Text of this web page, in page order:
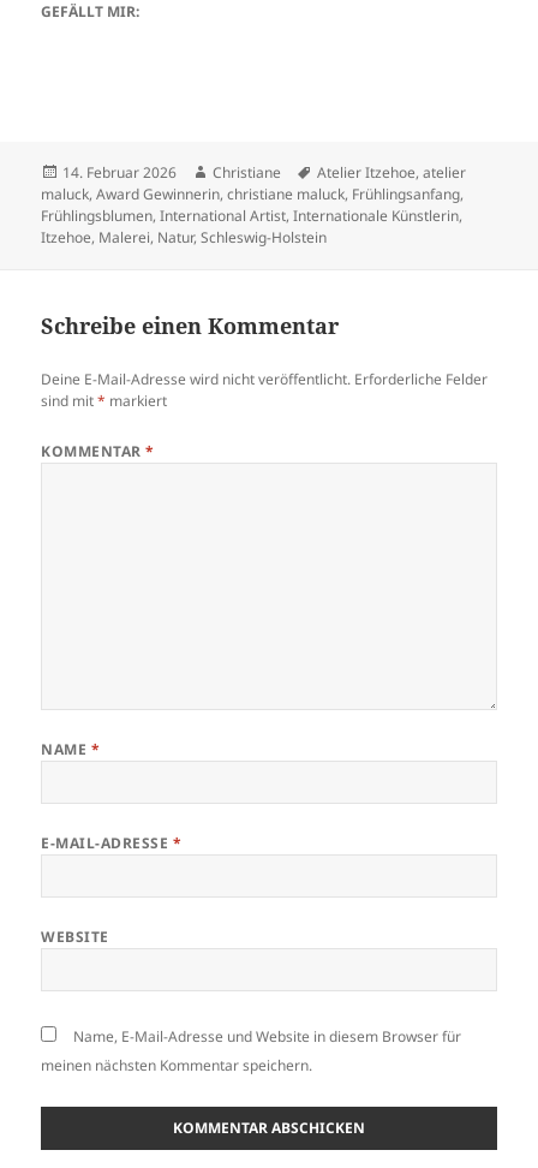
GEFÄLLT MIR:
Veröffentlicht
am
14. Februar 2026 Autor
Christiane Schlagwörter
Atelier Itzehoe,atelier
maluck,Award Gewinnerin,christiane maluck, Frühlingsanfang,
Frühlingsblumen,International Artist,Internationale Künstlerin,
Itzehoe, Malerei, Natur,Schleswig-Holstein
Schreibe einen Kommentar
Deine E-Mail-Adresse wird nicht veröffentlicht. Erforderliche Felder
sind mit* markiert
KOMMENTAR*
NAME *
E-MAIL-ADRESSE *
WEBSITE
Name, E-Mail-Adresse und Website in diesem Browser für
meinen nächsten Kommentar speichern.